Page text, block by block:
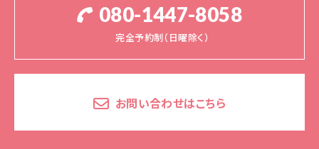
080-1447-8058
完全予約制（日曜除く）
お問い合わせはこちら